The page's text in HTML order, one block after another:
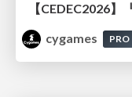
cygames
PRO